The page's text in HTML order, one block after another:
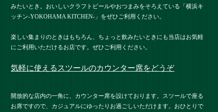
みたいとき。おいしいクラフトビールやおつまみをそろえている「横浜キ
ッチン-YOKOHAMA KITCHEN-」をぜひご利用ください。
楽しい集まりのときはもちろん、ちょっと飲みたいときにも当店はお気軽
にご利用いただけるお店です。ぜひご利用ください。
気軽に使えるスツールのカウンター席をどうぞ
開放的な店内の一角に、カウンター席を設けております。スツールで座る
お席ですので、カジュアルにゆったりお過ごしいただけます。おひとりで